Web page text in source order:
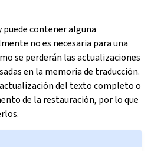
puede contener alguna
no es necesaria para una
se perderán las actualizaciones
en la memoria de traducción.
del texto completo o
de la restauración, por lo que